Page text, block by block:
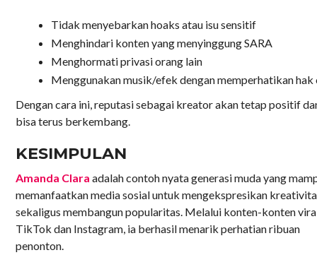
Tidak menyebarkan hoaks atau isu sensitif
Menghindari konten yang menyinggung SARA
Menghormati privasi orang lain
Menggunakan musik/efek dengan memperhatikan
Dengan cara ini, reputasi sebagai kreator akan tetap positif
bisa terus berkembang.
KESIMPULAN
Amanda Clara adalah contoh nyata generasi muda yang
memanfaatkan media sosial untuk mengekspresikan
sekaligus membangun popularitas. Melalui konten-konten
TikTok dan Instagram, ia berhasil menarik perhatian ribuan
penonton.